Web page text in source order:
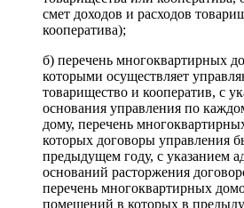
смет доходов и расходов
кооператива);
б) перечень многоквартирных
которыми осуществляет
товарищество и кооператив, с
основания управления по
дому, перечень
которых договоры управления
предыдущем году, с указанием
оснований расторжения
перечень многоквартирных
помещений в которых в